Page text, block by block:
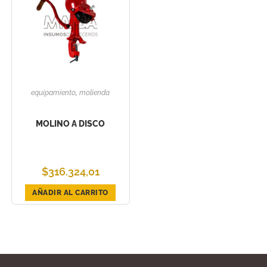
equipamiento,molienda
MOLINO A DISCO
$316.324,01
AÑADIR AL CARRITO